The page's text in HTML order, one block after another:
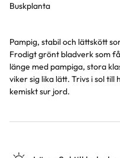
Buskplanta
Pampig, stabil och lättskött
Frodigt grönt bladverk som
länge med pampiga, stora
viker sig lika lätt. Trivs i sol
kemiskt sur jord.